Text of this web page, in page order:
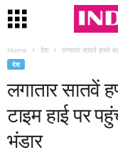
Home देश लगातार सातवें हफ्ते
देश
लगातार सातवें
टाइम हाई पर
भंडार